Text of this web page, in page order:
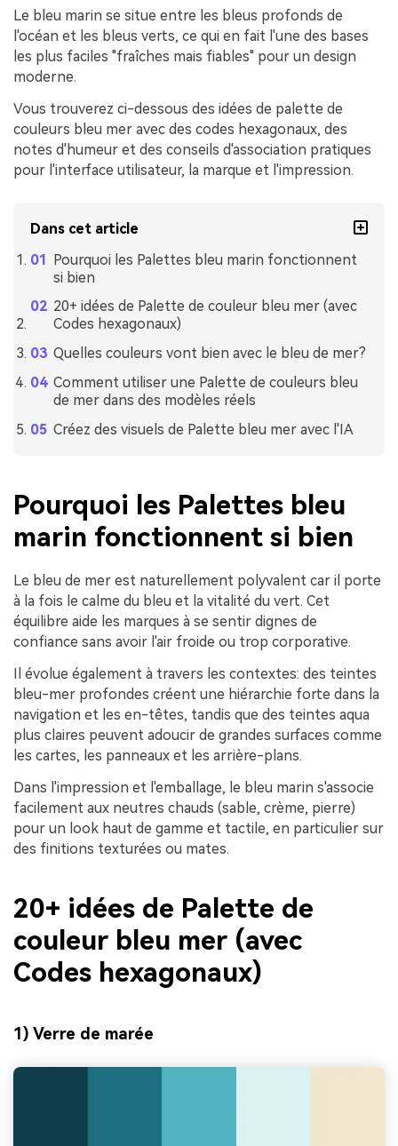
Le bleu marin se situe entre les bleus profonds de
l'océan et les bleus verts, ce qui en fait l'une des bases
les plus faciles "fraîches mais fiables" pour un design
moderne.
Vous trouverez ci-dessous des idées de palette de
couleurs bleu mer avec des codes hexagonaux, des
notes d'humeur et des conseils d'association pratiques
pour l'interface utilisateur, la marque et l'impression.
Dans cet article
Pourquoi les Palettes bleu marin fonctionnent
si bien
20+ idées de Palette de couleur bleu mer (avec
Codes hexagonaux)
Quelles couleurs vont bien avec le bleu de mer?
Comment utiliser une Palette de couleurs bleu
de mer dans des modèles réels
Créez des visuels de Palette bleu mer avec l'IA
Pourquoi les Palettes bleu
marin fonctionnent si bien
Le bleu de mer est naturellement polyvalent car il porte
à la fois le calme du bleu et la vitalité du vert. Cet
équilibre aide les marques à se sentir dignes de
confiance sans avoir l'air froide ou trop corporative.
Il évolue également à travers les contextes: des teintes
bleu-mer profondes créent une hiérarchie forte dans la
navigation et les en-têtes, tandis que des teintes aqua
plus claires peuvent adoucir de grandes surfaces comme
les cartes, les panneaux et les arrière-plans.
Dans l'impression et l'emballage, le bleu marin s'associe
facilement aux neutres chauds (sable, crème, pierre)
pour un look haut de gamme et tactile, en particulier sur
des finitions texturées ou mates.
20+ idées de Palette de
couleur bleu mer (avec
Codes hexagonaux)
1) Verre de marée